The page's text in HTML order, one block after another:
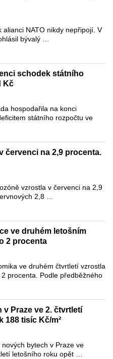
alianci NATO nikdy nepřipojí. V
bývalý …
schodek státního
Kč
hospodařila na konci
státního rozpočtu ve
červenci na 2,9 procenta.
vzrostla v červenci na 2,9
2,8 …
ve druhém letošním
2 procenta
ve druhém čtvrtletí vzrostla
procenta. Podle předběžného
Praze ve 2. čtvrtletí
188 tisíc Kč/m²
nových bytech v Praze ve
letošního roku opět …